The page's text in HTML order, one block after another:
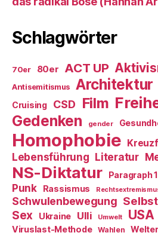
Schlagwörter
70er 80er ACT UP
Antisemitismus Architektur
Cruising CSD Film
Gedenken gender
Homophobie
Lebensführung Literatur
NS-Diktatur Paragraph
Punk
Rassismus
Schwulenbewegung
Sex Ukraine Ulli Umwelt USA
Viruslast-Methode Wahlen